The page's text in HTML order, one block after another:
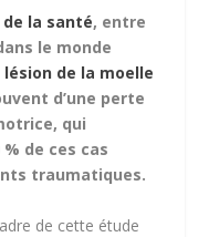
la santé, entre
le monde
lésion de la moelle
d’une perte
qui
% de ces cas
traumatiques.
de cette étude